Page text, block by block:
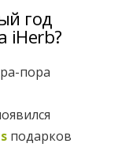
год
iHerb?
пора
подарков